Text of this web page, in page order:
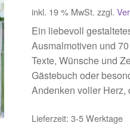
inkl. 19 % MwSt. zzgl.
Ein liebevoll
Ausmalmotiven und
Texte, Wünsche und
Gästebuch oder
Andenken voller
Lieferzeit:3-5 Werktage